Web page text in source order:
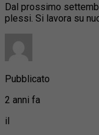
Dal prossimo
plessi. Si lavora su
Pubblicato
2 anni fa
il